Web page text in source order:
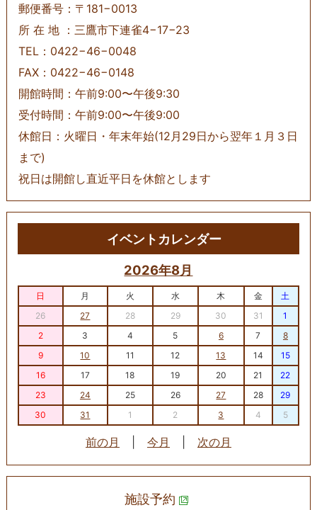
郵便番号：〒181−0013
所 在 地 ：三鷹市下連雀4−17−23
TEL：0422−46−0048
FAX：0422−46−0148
開館時間：午前9:00〜午後9:30
受付時間：午前9:00〜午後9:00
休館日：火曜日・年末年始(12月29日から翌年１月３日
まで)
祝日は開館し直近平日を休館とします
イベントカレンダー
2026年8月
日 月 火 水 木 金
土
26
27 28 29 30 31
1
2
3 4 5 6 7
8
9
10 11 12 13 14
15
16
17 18 19 20 21
22
23
24 25 26 27 28
29
30
31 1 2 3 4 5
前の月 今月 次の月
施設予約